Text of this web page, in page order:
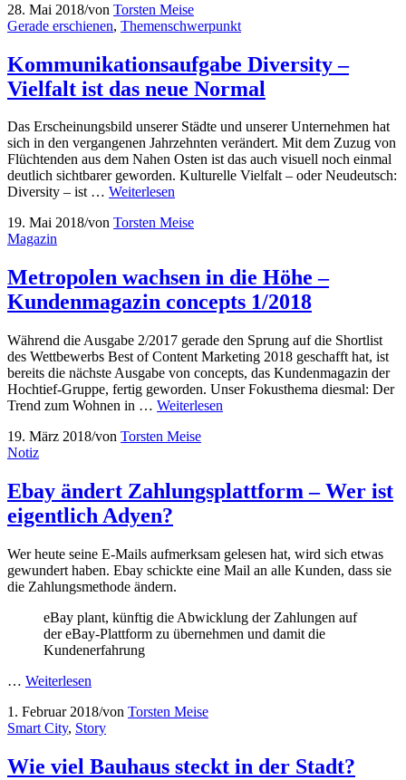
28. Mai 2018/von Torsten Meise
Gerade erschienen, Themenschwerpunkt
Kommunikationsaufgabe Diversity –
Vielfalt ist das neue Normal
Das Erscheinungsbild unserer Städte und unserer Unternehmen hat
sich in den vergangenen Jahrzehnten verändert. Mit dem Zuzug von
Flüchtenden aus dem Nahen Osten ist das auch visuell noch einmal
deutlich sichtbarer geworden. Kulturelle Vielfalt – oder Neudeutsch:
Diversity – ist … Weiterlesen
19. Mai 2018/von Torsten Meise
Magazin
Metropolen wachsen in die Höhe –
Kundenmagazin concepts 1/2018
Während die Ausgabe 2/2017 gerade den Sprung auf die Shortlist
des Wettbewerbs Best of Content Marketing 2018 geschafft hat, ist
bereits die nächste Ausgabe von concepts, das Kundenmagazin der
Hochtief-Gruppe, fertig geworden. Unser Fokusthema diesmal: Der
Trend zum Wohnen in … Weiterlesen
19. März 2018/von Torsten Meise
Notiz
Ebay ändert Zahlungsplattform – Wer ist
eigentlich Adyen?
Wer heute seine E-Mails aufmerksam gelesen hat, wird sich etwas
gewundert haben. Ebay schickte eine Mail an alle Kunden, dass sie
die Zahlungsmethode ändern.
eBay plant, künftig die Abwicklung der Zahlungen auf
der eBay-Plattform zu übernehmen und damit die
Kundenerfahrung
… Weiterlesen
1. Februar 2018/von Torsten Meise
Smart City, Story
Wie viel Bauhaus steckt in der Stadt?